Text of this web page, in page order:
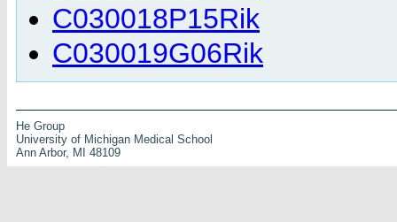
C030018P15Rik
C030019G06Rik
He Group
University of Michigan Medical School
Ann Arbor, MI 48109